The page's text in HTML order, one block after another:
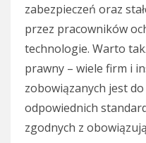
zabezpieczeń oraz
przez pracowników
technologie. Warto
prawny – wiele firm i
zobowiązanych jest
odpowiednich
zgodnych z